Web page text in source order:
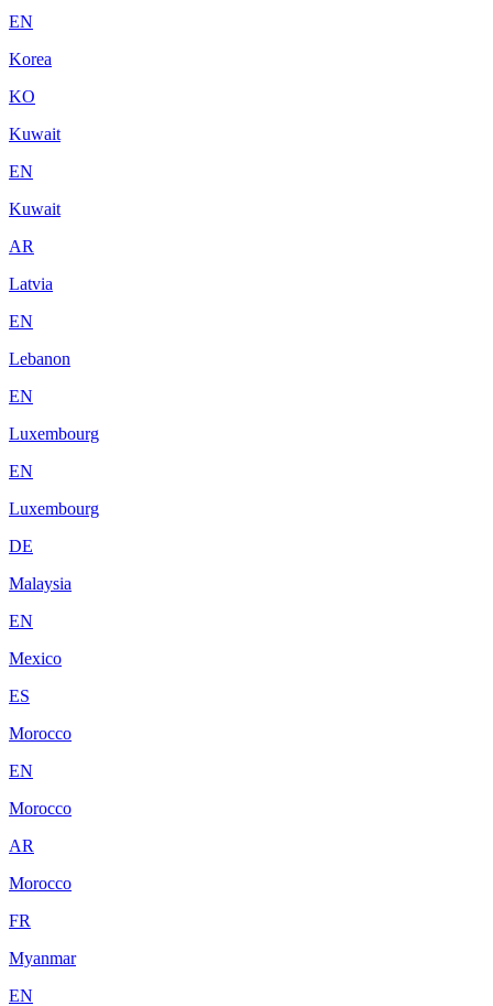
EN
Korea
KO
Kuwait
EN
Kuwait
AR
Latvia
EN
Lebanon
EN
Luxembourg
EN
Luxembourg
DE
Malaysia
EN
Mexico
ES
Morocco
EN
Morocco
AR
Morocco
FR
Myanmar
EN